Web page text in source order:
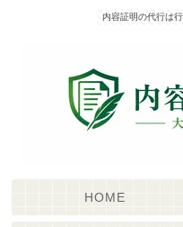
内容証明の代行は
HOME